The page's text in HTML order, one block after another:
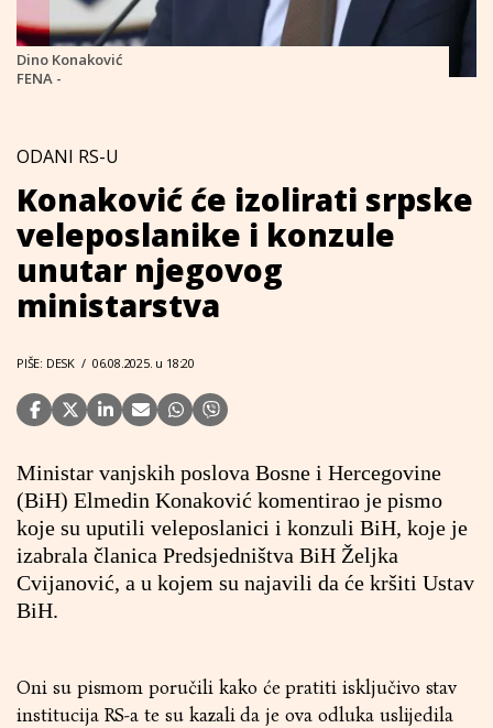
Dino Konaković
FENA -
ODANI RS-U
Konaković će izolirati srpske
veleposlanike i konzule
unutar njegovog
ministarstva
PIŠE: DESK / 06.08.2025. u 18:20
Ministar vanjskih poslova Bosne i Hercegovine
(BiH) Elmedin Konaković komentirao je pismo
koje su uputili veleposlanici i konzuli BiH, koje je
izabrala članica Predsjedništva BiH Željka
Cvijanović, a u kojem su najavili da će kršiti Ustav
BiH.
Oni su pismom poručili kako će pratiti isključivo stav
institucija RS-a te su kazali da je ova odluka uslijedila